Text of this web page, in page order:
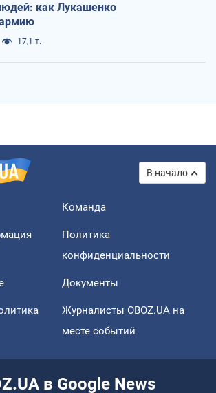
как Лукашенко
17,1 т.
В начало
Команда
Политика
конфиденциальности
Документы
Журналисты OBOZ.UA на
месте событий
в Google News